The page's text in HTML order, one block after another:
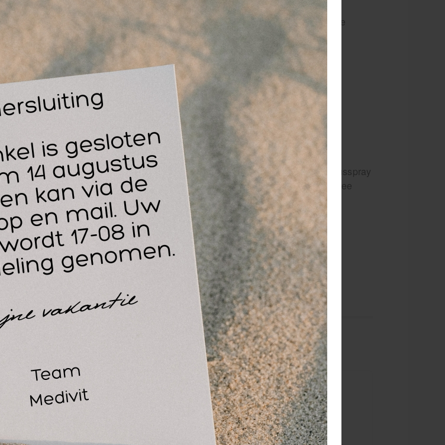
De makkelijke spray van Vicks kan je
gebruiken bij een verstopte neus, bijholte
ontsteking en middenoorontsteking.
Lees voor gebruik de bijsluiter.
15ml.
Pak dan Vicks Sinex neusspray voor verlichting bij het ademhalen. Vicks neusspray
in de herfst en winter voor het verlichten van een verkoudheid. Met één of twee
wordt ademhalen weer wat makkelijker.
Sinex neusspray is oxymetazoline.
middel dat het neusslijmvlies doet slinken. Het vernauwt de bloedvaatjes in het
eerst de bijsluiter in de verpakking.
interessant